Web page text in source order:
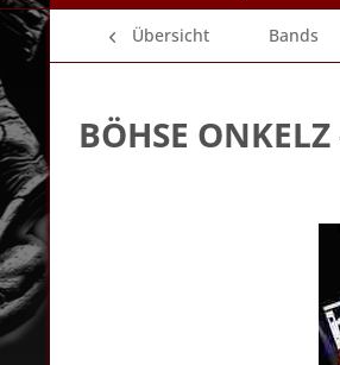
Übersicht Bands
BÖHSE ONKELZ